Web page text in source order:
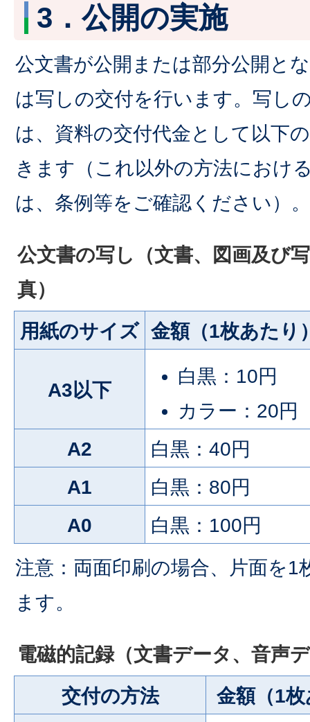
3．公開の実施
公文書が公開または部分公開と
は写しの交付を行います。写し
は、資料の交付代金として以下
きます（これ以外の方法におけ
は、条例等をご確認ください）。
公文書の写し（文書、図画及び写
真）
用紙のサイズ 金額（1枚あたり
A3以下
白黒：10円
カラー：20円
A2
白黒：40円
A1
白黒：80円
A0
白黒：100円
注意：両面印刷の場合、片面を1
ます。
電磁的記録（文書データ、音声
交付の方法
金額（1